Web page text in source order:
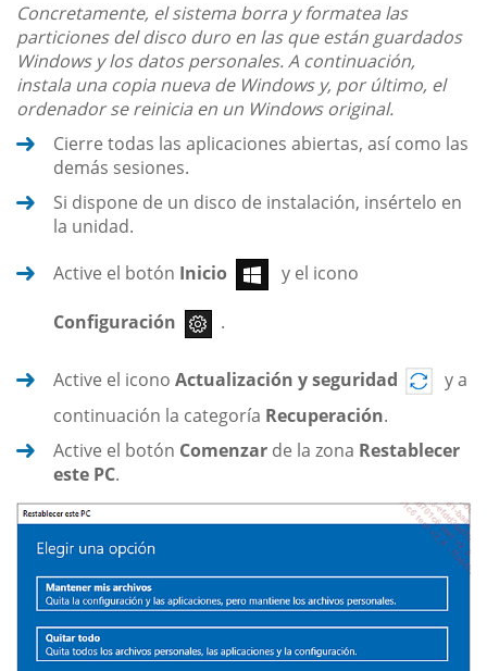
Concretamente, el sistema borra y formatea las
particiones del disco duro en las que están guardados
Windows y los datos personales. A continuación,
instala una copia nueva de Windows y, por último, el
ordenador se reinicia en un Windows original.
Cierre todas las aplicaciones abiertas, así como las
demás sesiones.
Si dispone de un disco de instalación, insértelo en
la unidad.
Active el botón Inicio y el icono
Configuración .
Active el icono Actualización y seguridad
y a
continuación la categoría Recuperación.
Active el botón Comenzar de la zona Restablecer
este PC.